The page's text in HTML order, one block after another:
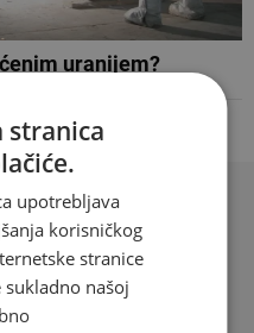
uranijem?
SHOW
stranica
upotrebljava
korisničkog
stranice
sukladno našoj